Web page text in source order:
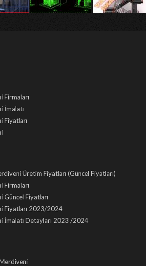
Firmaları
İmalatı
Fiyatları
Üretim Fiyatları (Güncel Fiyatları)
Firmaları
Güncel Fiyatları
Fiyatları 2023/2024
İmalatı Detayları 2023 /2024